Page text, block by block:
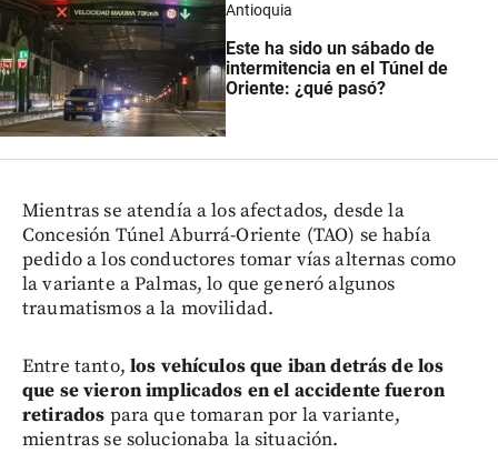
Antioquia
Este ha sido un sábado de
intermitencia en el Túnel de
Oriente: ¿qué pasó?
Mientras se atendía a los afectados, desde la
Concesión Túnel Aburrá-Oriente (TAO) se había
pedido a los conductores tomar vías alternas como
la variante a Palmas, lo que generó algunos
traumatismos a la movilidad.
Entre tanto, los vehículos que iban detrás de los
que se vieron implicados en el accidente fueron
retirados para que tomaran por la variante,
mientras se solucionaba la situación.